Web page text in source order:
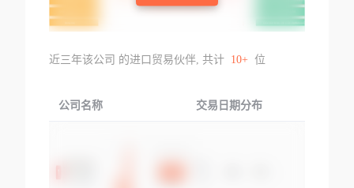
近三年该公司 的进口贸易伙伴, 共计 10+ 位
公司名称 交易日期分布